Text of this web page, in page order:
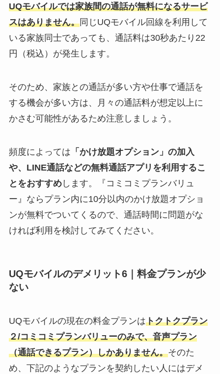
UQモバイルでは家族間の通話が無料になるサービ
スはありません。同じUQモバイル回線を利用して
いる家族同士であっても、通話料は30秒あたり22
円（税込）が発生します。
そのため、家族との通話が多い方や仕事で通話を
する機会が多い方は、月々の通話料が想定以上に
かさむ可能性があるため注意しましょう。
頻度によっては 「かけ放題オプション」の加入
や、LINE通話などの無料通話アプリを利用するこ
とをおすすめします。『コミコミプランバリュ
ー』ならプラン内に10分以内のかけ放題オプショ
ンが無料でついてくるので、通話時間に問題がな
ければ利用を検討してみてください。
UQモバイルのデメリット6｜料金プランが少
ない
UQモバイルの現在の料金プランはトクトクプラン
２/コミコミプランバリューのみで、音声プラン
（通話できるプラン）しかありません。そのた
め、下記のようなプランを契約したい人にはデメ